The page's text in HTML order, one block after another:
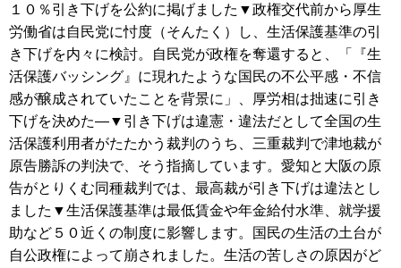
１０％引き下げを公約に掲げました▼政権交代前から厚生
労働省は自民党に忖度（そんたく）し、生活保護基準の引
き下げを内々に検討。自民党が政権を奪還すると、「『生
活保護バッシング』に現れたような国民の不公平感・不信
感が醸成されていたことを背景に」、厚労相は拙速に引き
下げを決めた―▼引き下げは違憲・違法だとして全国の生
活保護利用者がたたかう裁判のうち、三重裁判で津地裁が
原告勝訴の判決で、そう指摘しています。愛知と大阪の原
告がとりくむ同種裁判では、最高裁が引き下げは違法とし
ました▼生活保護基準は最低賃金や年金給付水準、就学援
助など５０近くの制度に影響します。国民の生活の土台が
自公政権によって崩されました。生活の苦しさの原因がど